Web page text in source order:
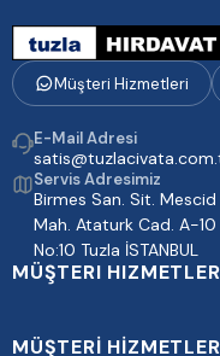
Müşteri Hizmetleri
E-Mail Adresi
Servis Adresimiz
Birmes San. Sit. Mescid
Mah. Ataturk Cad. A-10
No:10 Tuzla İSTANBUL
MÜŞTERI
MÜŞTERİ